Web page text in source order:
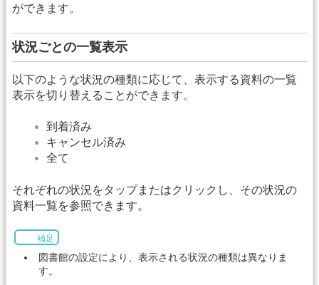
ができます。
状況ごとの一覧表示
以下のような状況の種類に応じて、表示する資料の一覧
表示を切り替えることができます。
到着済み
キャンセル済み
全て
それぞれの状況をタップまたはクリックし、その状況の
資料一覧を参照できます。
補足
図書館の設定により、表示される状況の種類は異なりま
す。